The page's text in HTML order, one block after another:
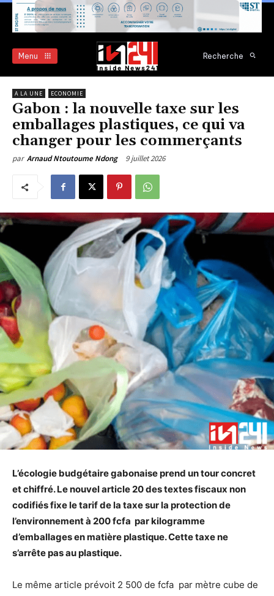
Menu Recherche
A LA UNE ECONOMIE
Gabon : la nouvelle taxe sur les
emballages plastiques, ce qui va
changer pour les commerçants
par Arnaud Ntoutoume Ndong 9 juillet 2026
L’écologie budgétaire gabonaise prend un tour concret
et chiffré. Le nouvel article 20 des textes fiscaux non
codifiés fixe le tarif de la taxe sur la protection de
l’environnement à 200 fcfa par kilogramme
d’emballages en matière plastique. Cette taxe ne
s’arrête pas au plastique.
Le même article prévoit 2 500 de fcfa par mètre cube de